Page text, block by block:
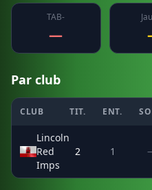
TAB-
—
Par club
CLUB TIT. ENT.
Lincoln
Red
Imps
2 1